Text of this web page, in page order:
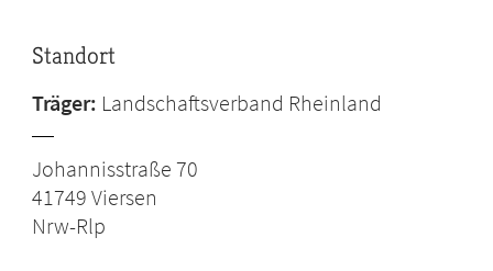
Standort
Träger: Landschaftsverband Rheinland
Johannisstraße 70
41749 Viersen
Nrw-Rlp